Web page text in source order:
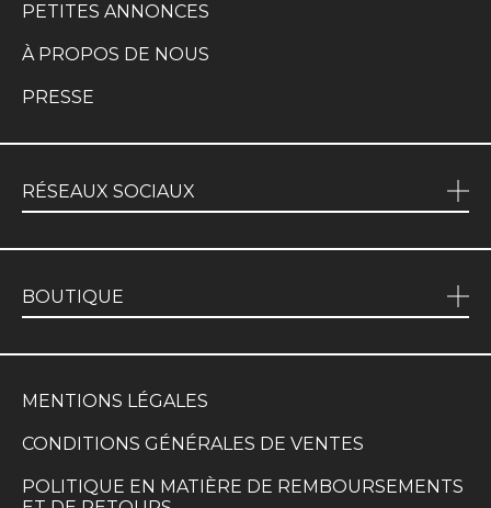
PETITES ANNONCES
À PROPOS DE NOUS
PRESSE
RÉSEAUX SOCIAUX
BOUTIQUE
MENTIONS LÉGALES
CONDITIONS GÉNÉRALES DE VENTES
POLITIQUE EN MATIÈRE DE REMBOURSEMENTS